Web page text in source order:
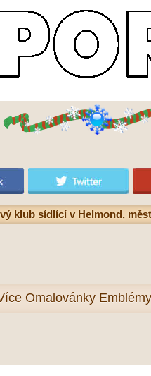
klub sídlící v Helmond,
Omalovánky